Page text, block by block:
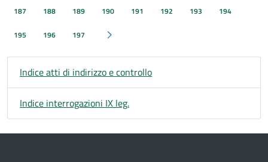
187 188 189 190 191 192 193 194
195 196 197 Pagina successiva
Indice atti di indirizzo e controllo
Indice interrogazioni IX leg.